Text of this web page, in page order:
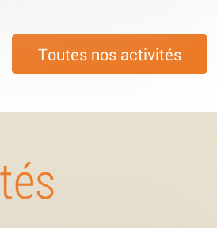
Toutes nos activités